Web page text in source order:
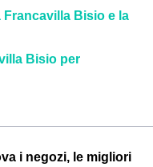
Francavilla Bisio e la
Bisio per
i negozi, le migliori